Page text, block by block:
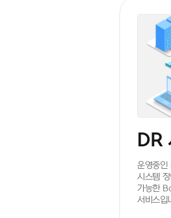
DR
운영중인
시스템
가능한
서비스입